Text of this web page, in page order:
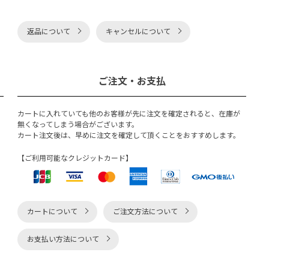
返品について キャンセルについて
ご注文・お支払
カートに入れていても他のお客様が先に注文を確定されると、在庫が
無くなってしまう場合がございます。
カート注文後は、早めに注文を確定して頂くことをおすすめします。
【ご利用可能なクレジットカード】
カートについて ご注文方法について
お支払い方法について